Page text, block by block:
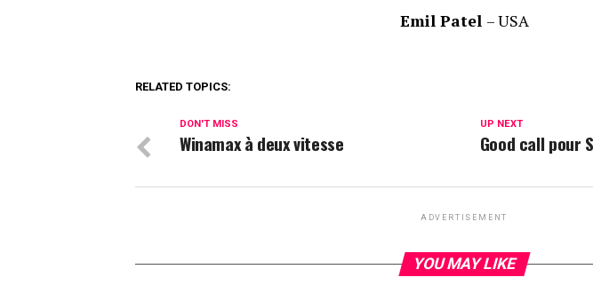
Emil Patel – USA
RELATED TOPICS:
UP NEXT
Good call pour
DON'T MISS
Winamax à deux vitesse
ADVERTISEMENT
YOU MAY LIKE